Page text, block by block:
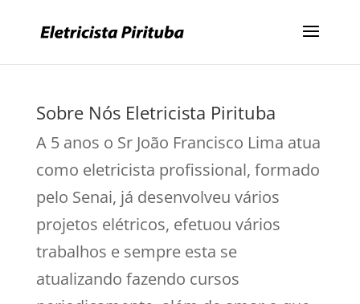
Sobre Nós Eletricista Pirituba
A 5 anos o Sr João Francisco Lima atua
como eletricista profissional, formado
pelo Senai, já desenvolveu vários
projetos elétricos, efetuou vários
trabalhos e sempre esta se
atualizando fazendo cursos